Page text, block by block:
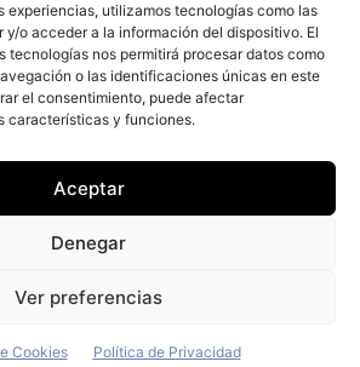
experiencias, utilizamos tecnologías como las
o acceder a la información del dispositivo. El
tecnologías nos permitirá procesar datos como
o las identificaciones únicas en este
el consentimiento, puede afectar
características y funciones.
Aceptar
Denegar
Ver preferencias
Cookies Política de Privacidad
la contratación del suministro de
modalidad
consolida su
Andalucía
de 2017
su plan de expansión
oficinas de alquiler en algunas
ciudades españolas. A partir